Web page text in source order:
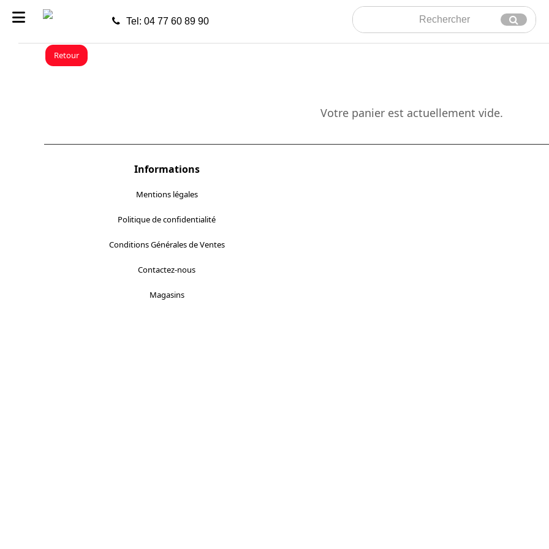
Tel: 04 77 60 89 90
Rechercher
Envoyer
Retour
Votre panier est actuellement vide.
Informations
Mentions légales
Politique de confidentialité
Conditions Générales de Ventes
Contactez-nous
Magasins